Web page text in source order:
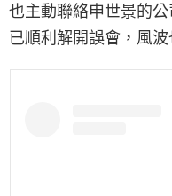
也主動聯絡申世景的
已順利解開誤會，風波